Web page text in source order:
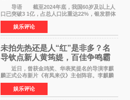
师重磅入驻领航银龄琴声
导语 截至2024年底，我国60岁及以上人
口已突破3 1亿，占总人口比重达22%，银发群体
的精神文化需求日益凸显。2024年1月，国务院办
公厅印发《关于发展银发经济增进老年人福祉的
意见》——这是
娱乐评论
未拍先热还是人“红”是非多？名
导钦点新人黄筠媞，百佳争鸣霸
气回应
近日，曾获金鸡奖、华表奖提名的导演李麒
麟正式公布新片《有凤来仪》主创阵容。李麒麟
早年凭电影《华容道》获得金鸡奖、华表奖提
名，此后长期参与国内外电影制作，其担任制片
人参与的作品亦曾
娱乐评论